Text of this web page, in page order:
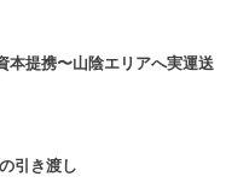
提携〜山陰エリアへ実運送
引き渡し